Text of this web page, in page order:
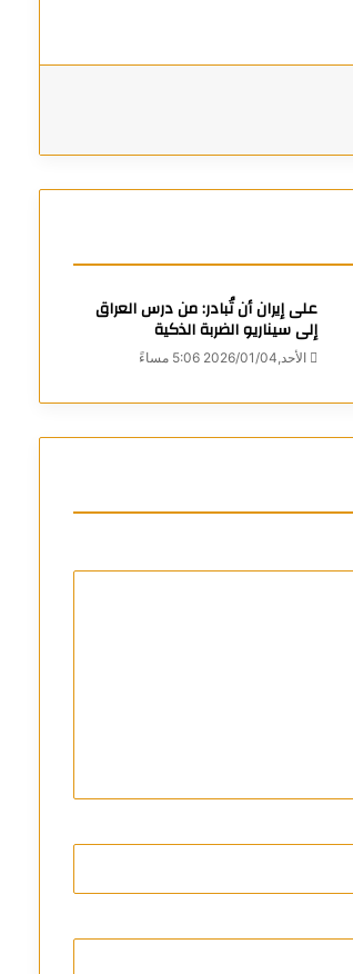
على إيران أن تُبادر: من درس العراق
إلى سيناريو الضربة الذكية
الأحد,2026/01/04 5:06 مساءً